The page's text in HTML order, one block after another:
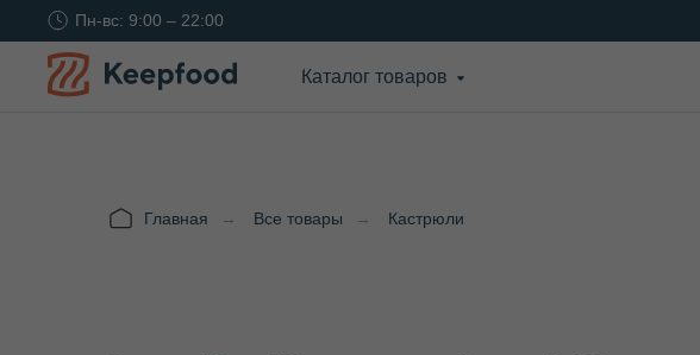
Каталог товаров
Пн-вс: 9:00 – 22:00
Главная → Все товары → Кастрюли